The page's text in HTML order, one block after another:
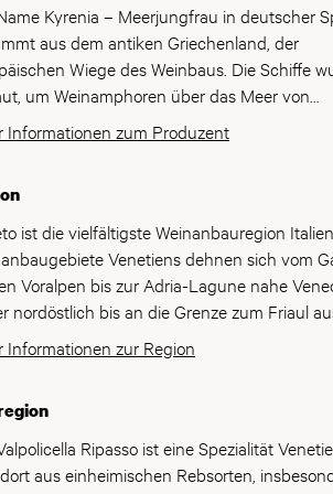
Kyrenia – Meerjungfrau in deutscher
aus dem antiken Griechenland, der
Wiege des Weinbaus. Die Schiffe
um Weinamphoren über das Meer von
nach Italien zu transportieren. Die
Freude in die Häfen Italiens und sind
vom Inhaber des Weinguts Zymé:
Gaspari fortgesetzt. Die neue und
Kyrenia wird zwanzig Jahre nach der
Weinguts Zymé ins Leben
Anforderungen zu entsprechen: einen
Exklusivität und Qualität. Und
und Weingeniesser nach
harmonischen und zugänglichen
zu stillen. Die Weine von Kyrenia drücken
Informationen zum Produzent
ist die vielfältigste Weinanbauregion
Venetiens dehnen sich vom
Voralpen bis zur Adria-Lagune nahe
nordöstlich bis an die Grenze zum Friaul
der grossen Weinbauregion steht das
Gebiet, das Heimat der weltberühmten
80'000 Hektaren werden vor allem die
Glera und Corvina – die zusammen
die Basis für die berühmten Amarone,
Informationen zur Region
Ripasso ist eine Spezialität
aus einheimischen Rebsorten,